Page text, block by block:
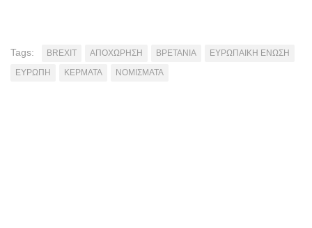
Tags: BREXIT ΑΠΟΧΩΡΗΣΗ ΒΡΕΤΑΝΙΑ
ΕΥΡΩΠΑΙΚΗ ΕΝΩΣΗ
ΕΥΡΩΠΗ
ΚΕΡΜΑΤΑ ΝΟΜΙΣΜΑΤΑ